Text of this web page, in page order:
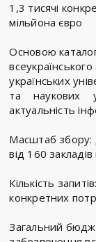
1,3 тисячі
мільйона євро
Основою
українських
та наукових
актуальність
Масштаб збору:
від 160
Кількість
конкретних
Загальний